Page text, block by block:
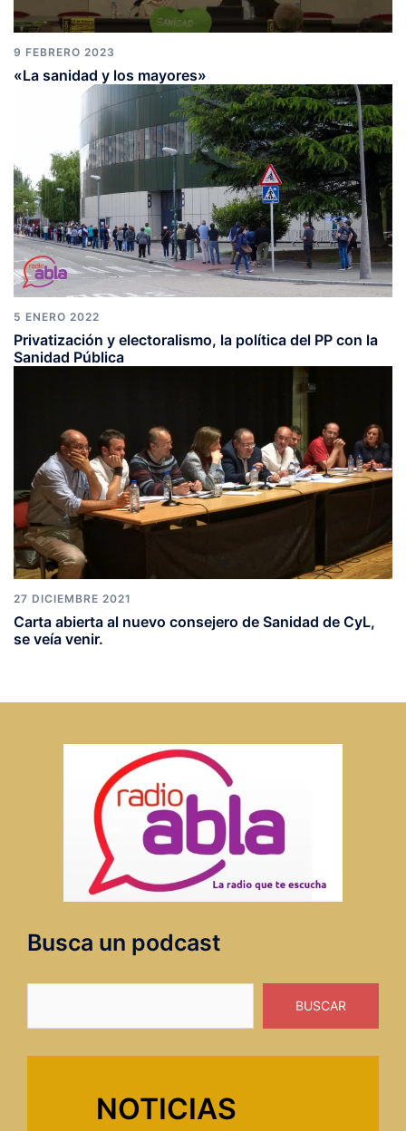
9 FEBRERO 2023
«La sanidad y los mayores»
5 ENERO 2022
Privatización y electoralismo, la política del PP con la
Sanidad Pública
27 DICIEMBRE 2021
Carta abierta al nuevo consejero de Sanidad de CyL,
se veía venir.
Busca un podcast
BUSCAR
NOTICIAS